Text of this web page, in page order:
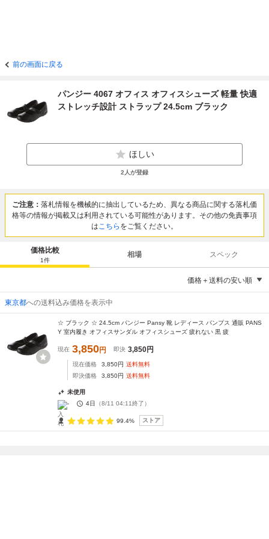
前の画面に戻る
パンジー 4067 オフィス オフィスシューズ 軽量 快適
ストレッチ設計 ストラップ 24.5cm ブラック
ほしい
2 人が登録
ご注意： 落札情報を機械的に抽出しているため、異なる商品に関する落札価
格等の情報が掲載又は利用されている可能性があります。その他の免責事項
はこちら をご覧ください。
価格比較
1件
相場 スペック
価格＋送料の安い順
東京都への送料込み価格を表示中
☆ ブラック ☆ 24.5cm パンジー Pansy 靴 レディース パンプス 通販 PANS
Y 室内履き オフィスサンダル オフィスシューズ 疲れない 黒 疲
現在 3,850円 即決 3,850円
現在価格 3,850円 送料無料
即決価格
3,850円 送料無料
未使用
-
4日 （8/11 04:11終了）
99.4% ストア